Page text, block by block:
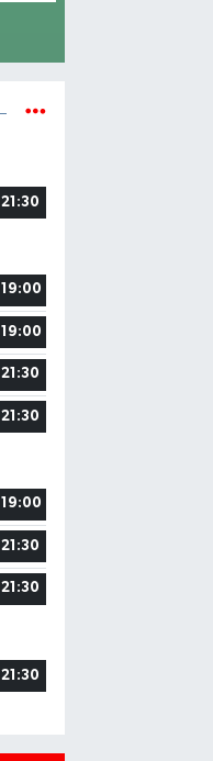
21:30
19:00
19:00
21:30
21:30
19:00
21:30
21:30
21:30